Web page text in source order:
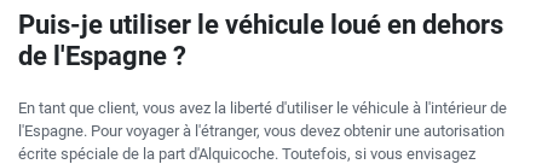
Puis-je utiliser le véhicule loué en dehors
de l'Espagne ?
En tant que client, vous avez la liberté d'utiliser le véhicule à l'intérieur de
l'Espagne. Pour voyager à l'étranger, vous devez obtenir une autorisation
écrite spéciale de la part d'Alquicoche. Toutefois, si vous envisagez